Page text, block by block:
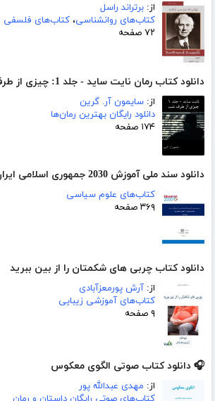
از: برتراند راسل
کتاب‌های روانشناسی، کتاب‌های فلسفی
۷۲ صفحه
دانلود کتاب رمان نایت ساید - جلد 1: چیزی از طرف شب
از: سایمون آر. گرین
دانلود رایگان بهترین رمان‌ها
۱۷۴ صفحه
دانلود سند ملی آموزش 2030 جمهوری اسلامی ایران
کتاب‌های علوم سیاسی
۳۶۹ صفحه
دانلود کتاب چربی های شکمتان را از بین ببرید
از: آرش پورمعزآبادی
کتاب‌های آموزشی زیبایی
۹ صفحه
🎧 دانلود کتاب صوتی الگوی معکوس
از: مهدی عبدالله پور